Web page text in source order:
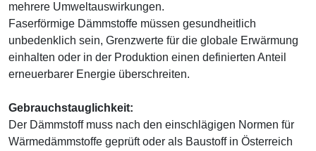
mehrere Umweltauswirkungen.
Faserförmige Dämmstoffe müssen gesundheitlich
unbedenklich sein, Grenzwerte für die globale Erwärmung
einhalten oder in der Produktion einen definierten Anteil
erneuerbarer Energie überschreiten.
Gebrauchstauglichkeit:
Der Dämmstoff muss nach den einschlägigen Normen für
Wärmedämmstoffe geprüft oder als Baustoff in Österreich